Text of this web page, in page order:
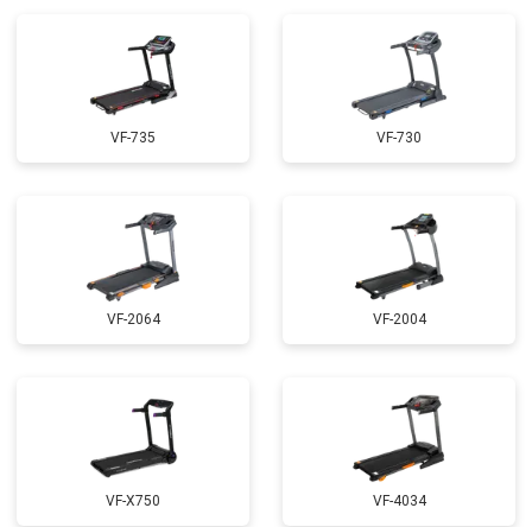
VF-735 VF-730
VF-2064 VF-2004
VF-X750 VF-4034